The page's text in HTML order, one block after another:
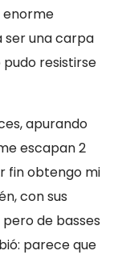
enorme
una carpa
pudo resistirse
apurando
escapan 2
fin obtengo mi
con sus
de basses
parece que